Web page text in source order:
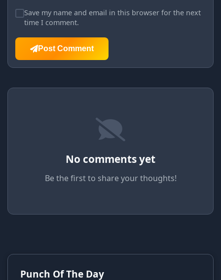
Save my name and email in this browser for the next
time I comment.
Post Comment
No comments yet
Be the first to share your thoughts!
Punch Of The Day